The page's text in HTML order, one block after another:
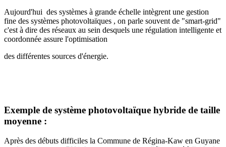
Aujourd'hui des systèmes à grande échelle intègrent une gestion
fine des systèmes photovoltaïques , on parle souvent de "smart-grid"
c'est à dire des réseaux au sein desquels une régulation intelligente et
coordonnée assure l'optimisation
des différentes sources d'énergie.
Exemple de système photovoltaïque hybride de taille
moyenne :
Après des débuts difficiles la Commune de Régina-Kaw en Guyane